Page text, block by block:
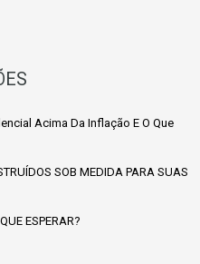
Acima Da Inflação E O Que
SOB MEDIDA PARA SUAS
ESPERAR?